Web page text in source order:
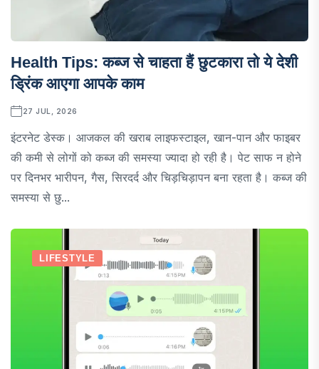
Health Tips: कब्ज से चाहता हैं छुटकारा तो ये देशी
ड्रिंक आएगा आपके काम
27 JUL, 2026
इंटरनेट डेस्क। आजकल की खराब लाइफस्टाइल, खान-पान और फाइबर
की कमी से लोगों को कब्ज की समस्या ज्यादा हो रही है। पेट साफ न होने
पर दिनभर भारीपन, गैस, सिरदर्द और चिड़चिड़ापन बना रहता है। कब्ज की
समस्या से छु...
LIFESTYLE